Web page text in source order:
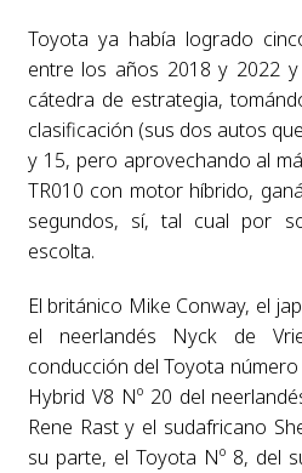
Toyota ya había logrado
entre los años 2018 y 2022
cátedra de estrategia,
clasificación (sus dos autos
y 15, pero aprovechando al
TR010 con motor híbrido,
segundos, sí, tal cual por
escolta.
El británico Mike Conway, el
el neerlandés Nyck de
conducción del Toyota
Hybrid V8 Nº 20 del
Rene Rast y el sudafricano
su parte, el Toyota Nº 8, del